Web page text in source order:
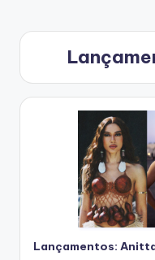
Lançamentos: